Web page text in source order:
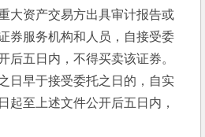
大资产交易方出具审计报告或
券服务机构和人员，自接受委
后五日内，不得买卖该证券。
日早于接受委托之日的，自实
起至上述文件公开后五日内，